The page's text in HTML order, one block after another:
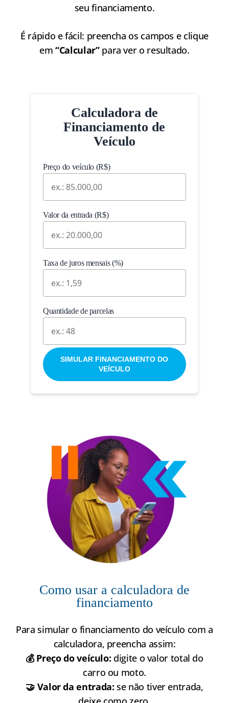
seu financiamento.
É rápido e fácil: preencha os campos e clique
em“Calcular”para ver o resultado.
Calculadora de
Financiamento de
Veículo
Preço do veículo (R$)
Valor da entrada (R$)
Taxa de juros mensais (%)
Quantidade de parcelas
SIMULAR FINANCIAMENTO DO
VEÍCULO
Como usar a calculadora de
financiamento
Para simular o financiamento do veículo com a
calculadora, preencha assim:
💰 Preço do veículo: digite o valor total do
carro ou moto.
🤝 Valor da entrada: se não tiver entrada,